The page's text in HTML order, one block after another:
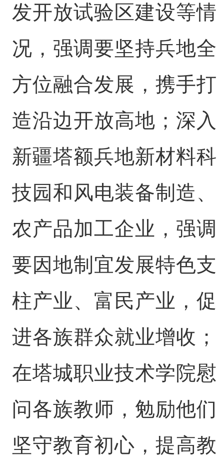
发开放试验区建设等情
况，强调要坚持兵地全
方位融合发展，携手打
造沿边开放高地；深入
新疆塔额兵地新材料科
技园和风电装备制造、
农产品加工企业，强调
要因地制宜发展特色支
柱产业、富民产业，促
进各族群众就业增收；
在塔城职业技术学院慰
问各族教师，勉励他们
坚守教育初心，提高教